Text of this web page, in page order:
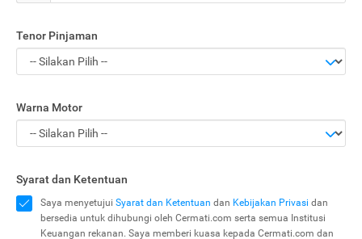
Tenor Pinjaman
Warna Motor
Syarat dan Ketentuan
Saya menyetujui Syarat dan Ketentuan dan Kebijakan Privasi dan
bersedia untuk dihubungi oleh Cermati.com serta semua Institusi
Keuangan rekanan. Saya memberi kuasa kepada Cermati.com dan